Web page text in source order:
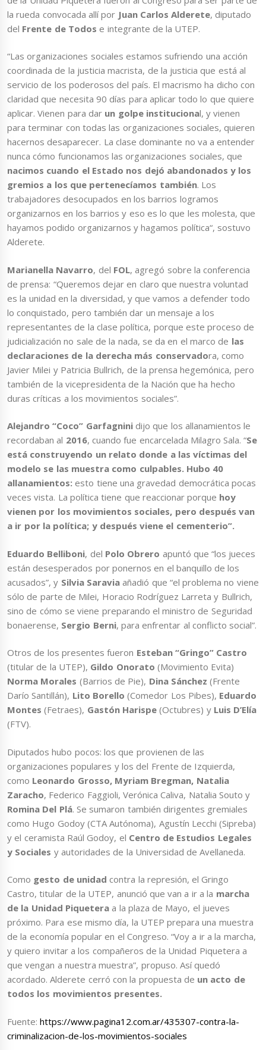
la rueda convocada allí por Juan Carlos Alderete, diputado
del Frente de Todos e integrante de la UTEP.
“Las organizaciones sociales estamos sufriendo una acción
coordinada de la justicia macrista, de la justicia que está al
servicio de los poderosos del país. El macrismo ha dicho con
claridad que necesita 90 días para aplicar todo lo que quiere
aplicar. Vienen para dar un golpe institucional, y vienen
para terminar con todas las organizaciones sociales, quieren
hacernos desaparecer. La clase dominante no va a entender
nunca cómo funcionamos las organizaciones sociales, que
nacimos cuando el Estado nos dejó abandonados y los
gremios a los que pertenecíamos también. Los
trabajadores desocupados en los barrios logramos
organizarnos en los barrios y eso es lo que les molesta, que
hayamos podido organizarnos y hagamos política“, sostuvo
Alderete.
Marianella Navarro, del FOL, agregó sobre la conferencia
de prensa: “Queremos dejar en claro que nuestra voluntad
es la unidad en la diversidad, y que vamos a defender todo
lo conquistado, pero también dar un mensaje a los
representantes de la clase política, porque este proceso de
judicialización no sale de la nada, se da en el marco de las
declaraciones de la derecha más conservadora, como
Javier Milei y Patricia Bullrich, de la prensa hegemónica, pero
también de la vicepresidenta de la Nación que ha hecho
duras críticas a los movimientos sociales”.
Alejandro “Coco” Garfagninidijo que los allanamientos le
recordaban al 2016, cuando fue encarcelada Milagro Sala. “Se
está construyendo un relato donde a las víctimas del
modelo se las muestra como culpables. Hubo 40
allanamientos: esto tiene una gravedad democrática pocas
veces vista. La política tiene que reaccionar porque hoy
vienen por los movimientos sociales, pero después van
a ir por la política; y después viene el cementerio”.
Eduardo Belliboni, del Polo Obrero apuntó que “los jueces
están desesperados por ponernos en el banquillo de los
acusados”, y Silvia Saraviaañadió que “el problema no viene
sólo de parte de Milei, Horacio Rodríguez Larreta y Bullrich,
sino de cómo se viene preparando el ministro de Seguridad
bonaerense, Sergio Berni, para enfrentar al conflicto social”.
Otros de los presentes fueron Esteban “Gringo” Castro
(titular de la UTEP), Gildo Onorato (Movimiento Evita)
Norma Morales (Barrios de Pie), Dina Sánchez (Frente
Darío Santillán), Lito Borello (Comedor Los Pibes), Eduardo
Montes (Fetraes), Gastón Harispe(Octubres) yLuis D’Elía
(FTV).
Diputados hubo pocos: los que provienen de las
organizaciones populares y los del Frente de Izquierda,
como Leonardo Grosso, Myriam Bregman, Natalia
Zaracho, Federico Faggioli, Verónica Caliva, Natalia Souto y
Romina Del Plá. Se sumaron también dirigentes gremiales
como Hugo Godoy (CTA Autónoma), Agustín Lecchi (Sipreba)
y el ceramista Raúl Godoy, el Centro de Estudios Legales
y Sociales y autoridades de la Universidad de Avellaneda.
Como gesto de unidad contra la represión, el Gringo
Castro, titular de la UTEP, anunció que van a ir a la marcha
de la Unidad Piqueteraa la plaza de Mayo, el jueves
próximo. Para ese mismo día, la UTEP prepara una muestra
de la economía popular en el Congreso. “Voy a ir a la marcha,
y quiero invitar a los compañeros de la Unidad Piquetera a
que vengan a nuestra muestra”, propuso. Así quedó
acordado. Alderete cerró con la propuesta de un acto de
todos los movimientos presentes.
Fuente:https://www.pagina12.com.ar/435307-contra-la-
criminalizacion-de-los-movimientos-sociales